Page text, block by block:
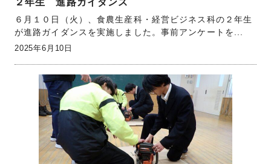
６月１０日（火）、食農生産科・経営ビジネス科の２年生
が進路ガイダンスを実施しました。事前アンケートを...
2025年6月10日